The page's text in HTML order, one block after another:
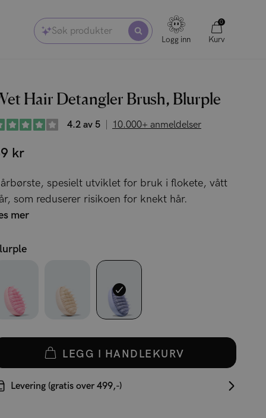
Søk produkter
Logg inn
0
Kurv
Hair Detangler Brush, Blurple
4.2 av 5 10.000+ anmeldelser
kr
spesielt utviklet for bruk i flokete, vått
som reduserer risikoen for knekt hår.
mer
LEGG I HANDLEKURV
Levering (gratis over 499,-)